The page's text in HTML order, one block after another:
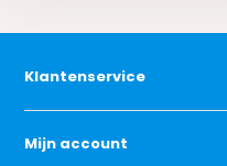
Klantenservice
Mijn account